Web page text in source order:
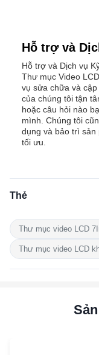
Hỗ trợ và
Hỗ trợ và Dịch vụ
Thư mục Video
vụ sửa chữa và
của chúng tôi tận
hoặc câu hỏi nào
mình. Chúng tôi
dụng và bảo trì sản
tối ưu.
Thẻ
Thư mục video LCD
Thư mục video LCD